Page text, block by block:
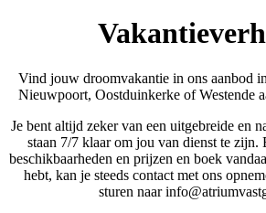
Vind jouw droomvakantie in ons aanbod
Nieuwpoort, Oostduinkerke of Westende
Je bent altijd zeker van een uitgebreide en
staan 7/7 klaar om jou van dienst te
beschikbaarheden en prijzen en boek
hebt, kan je steeds contact met ons
sturen naar